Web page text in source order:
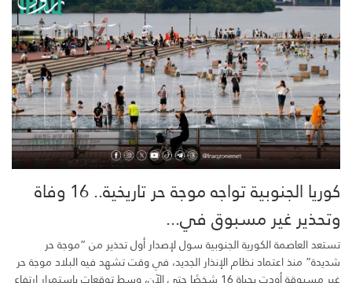
كوريا الجنوبية تواجه موجة حر تاريخية.. 16 وفاة
وتحذير غير مسبوق في...
تستعد العاصمة الكورية الجنوبية سول لإصدار أول تحذير من “موجة حر
شديدة” منذ اعتماد نظام الإنذار الجديد، في وقت تشهد فيه البلاد موجة حر